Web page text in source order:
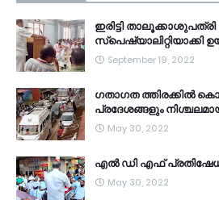
ഇരിട്ടി
സ്‌പെഷ്യാലിറ്റിയാക്കി
September 19, 2022
ഗതാഗത ത്തിരക്കിൽ
പ്രദേശങ്ങളും
May 30, 2022
എൽ ഡി എഫ്
May 30, 2022